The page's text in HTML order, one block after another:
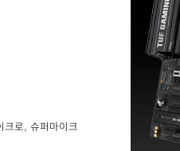
크로, 슈퍼마이크